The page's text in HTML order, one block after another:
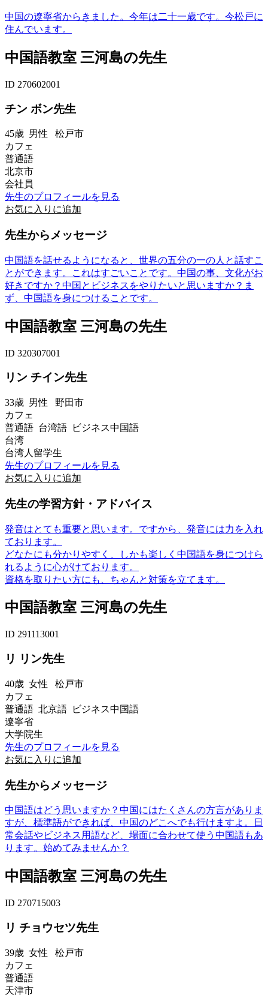
中国の遼寧省からきました。今年は二十一歳です。今松戸に
住んでいます。
中国語教室 三河島の先生
ID 270602001
チン ボン先生
45歳 男性 松戸市
カフェ
普通語
北京市
会社員
先生のプロフィールを見る
お気に入りに追加
先生からメッセージ
中国語を話せるようになると、世界の五分の一の人と話すこ
とができます。これはすごいことです。中国の事、文化がお
好きですか？中国とビジネスをやりたいと思いますか？ま
ず、中国語を身につけることです。
中国語教室 三河島の先生
ID 320307001
リン チイン先生
33歳 男性 野田市
カフェ
普通語 台湾語 ビジネス中国語
台湾
台湾人留学生
先生のプロフィールを見る
お気に入りに追加
先生の学習方針・アドバイス
発音はとても重要と思います。ですから、発音には力を入れ
ております。
どなたにも分かりやすく、しかも楽しく中国語を身につけら
れるように心がけております。
資格を取りたい方にも、ちゃんと対策を立てます。
中国語教室 三河島の先生
ID 291113001
リ リン先生
40歳 女性 松戸市
カフェ
普通語 北京語 ビジネス中国語
遼寧省
大学院生
先生のプロフィールを見る
お気に入りに追加
先生からメッセージ
中国語はどう思いますか？中国にはたくさんの方言がありま
すが、標準語ができれば、中国のどこへでも行けますよ。日
常会話やビジネス用語など、場面に合わせて使う中国語もあ
ります。始めてみませんか？
中国語教室 三河島の先生
ID 270715003
リ チョウセツ先生
39歳 女性 松戸市
カフェ
普通語
天津市